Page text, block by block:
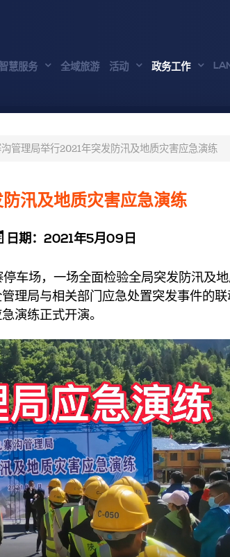
智慧服务 全域旅游 活动 政务工作
管理局举行2021年突发防汛及地质灾害应急演练
汛及地质灾害应急演练
日期：2021年5月09日
场，一场全面检验全局突发防汛及
理局与相关部门应急处置突发事件的联
演练正式开演。